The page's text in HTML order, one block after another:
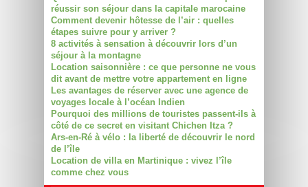
réussir son séjour dans la capitale marocaine
Comment devenir hôtesse de l’air : quelles
étapes suivre pour y arriver ?
8 activités à sensation à découvrir lors d’un
séjour à la montagne
Location saisonnière : ce que personne ne vous
dit avant de mettre votre appartement en ligne
Les avantages de réserver avec une agence de
voyages locale à l’océan Indien
Pourquoi des millions de touristes passent-ils à
côté de ce secret en visitant Chichen Itza ?
Ars-en-Ré à vélo : la liberté de découvrir le nord
de l’île
Location de villa en Martinique : vivez l’île
comme chez vous